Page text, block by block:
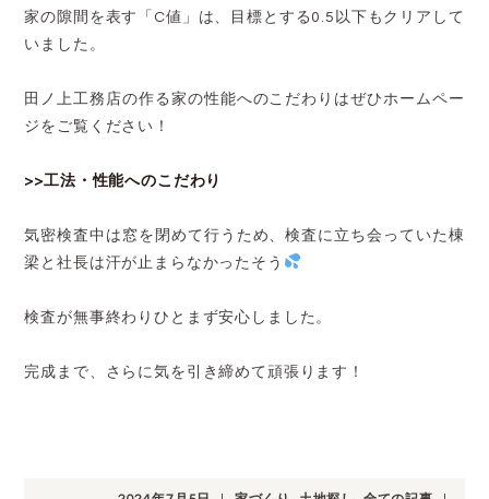
家の隙間を表す「C値」は、目標とする0.5以下もクリアして
いました。
田ノ上工務店の作る家の性能へのこだわりはぜひホームペー
ジをご覧ください！
>>工法・性能へのこだわり
気密検査中は窓を閉めて行うため、検査に立ち会っていた棟
梁と社長は汗が止まらなかったそう
検査が無事終わりひとまず安心しました。
完成まで、さらに気を引き締めて頑張ります！